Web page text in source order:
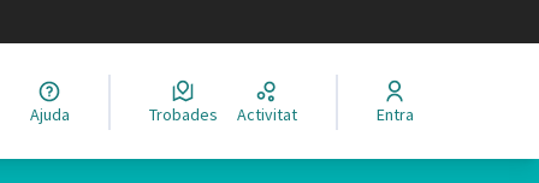
el idioma
Ajuda Trobades Activitat Entra